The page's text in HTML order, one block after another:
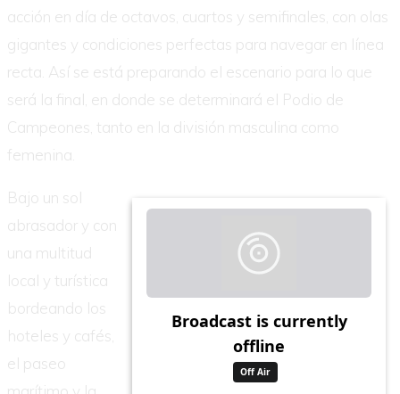
acción en día de octavos, cuartos y semifinales, con olas
gigantes y condiciones perfectas para navegar en línea
recta. Así se está preparando el escenario para lo que
será la final, en donde se determinará el Podio de
Campeones, tanto en la división masculina como
femenina.
Bajo un sol
abrasador y con
una multitud
local y turística
bordeando los
hoteles y cafés,
el paseo